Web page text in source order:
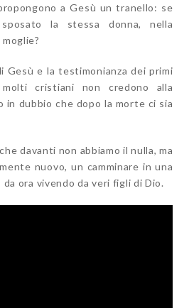
a Gesù un tranello: se
la stessa donna, nella
Gesù e la testimonianza dei primi
cristiani non credono alla
in dubbio che dopo la morte ci sia
davanti non abbiamo il nulla, ma
nuovo, un camminare in una
ora vivendo da veri figli di Dio.